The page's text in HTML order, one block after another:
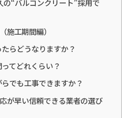
“バルコンクリート”採用で
施工期間編）
らどうなりますか？
てどれくらい？
でも工事できますか？
が早い信頼できる業者の選び